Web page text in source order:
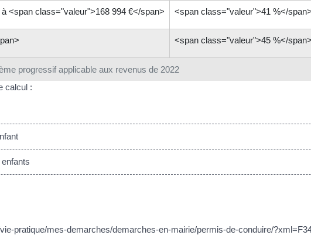
progressif applicable aux revenus de 2022
<span class="valeur">168 994 €</span> <span class="valeur">41 %</span>
<span class="valeur">45 %</span>
calcul :
pratique/mes-demarches/demarches-en-mairie/permis-de-conduire/